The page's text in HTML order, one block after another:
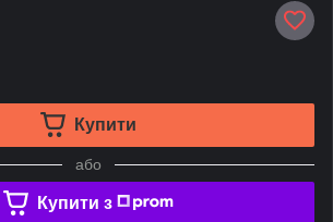
Купити
або
Купити з